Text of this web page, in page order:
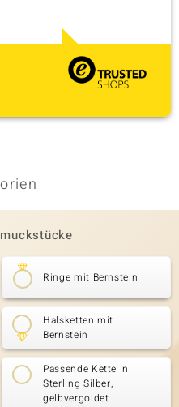
Ringe mit Bernstein
Halsketten mit
Bernstein
Passende Kette in
Sterling Silber,
gelbvergoldet